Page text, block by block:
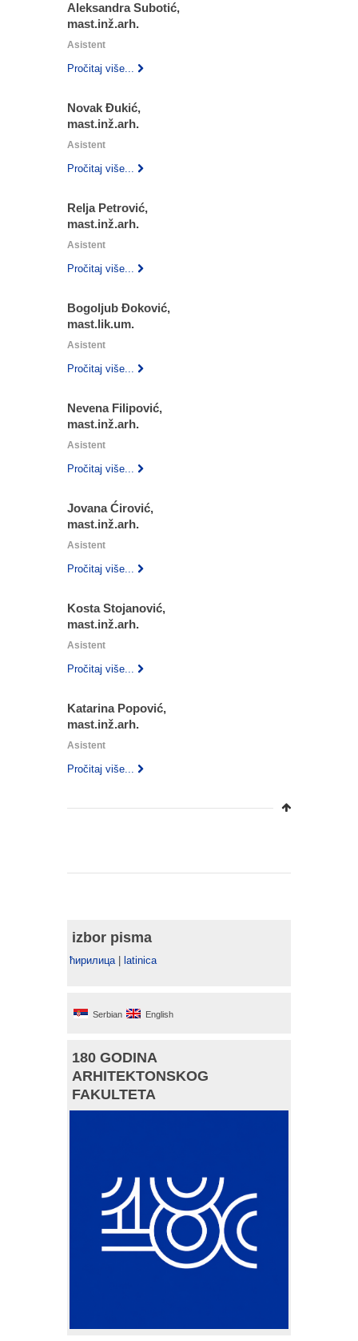
Aleksandra Subotić,
mast.inž.arh.
Asistent
Pročitaj više...
Novak Đukić,
mast.inž.arh.
Asistent
Pročitaj više...
Relja Petrović,
mast.inž.arh.
Asistent
Pročitaj više...
Bogoljub Đoković,
mast.lik.um.
Asistent
Pročitaj više...
Nevena Filipović,
mast.inž.arh.
Asistent
Pročitaj više...
Jovana Ćirović,
mast.inž.arh.
Asistent
Pročitaj više...
Kosta Stojanović,
mast.inž.arh.
Asistent
Pročitaj više...
Katarina Popović,
mast.inž.arh.
Asistent
Pročitaj više...
izbor pisma
ћирилица| latinica
Serbian English
180 GODINA
ARHITEKTONSKOG
FAKULTETA